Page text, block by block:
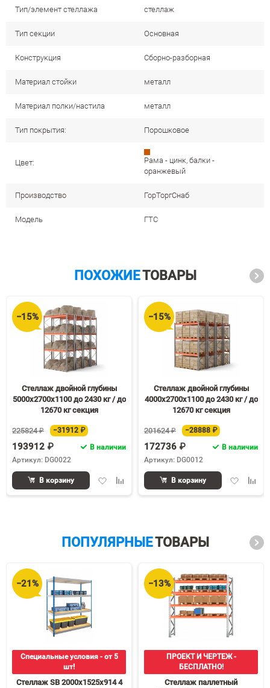
Тип/элемент стеллажа стеллаж
Тип секции Основная
Конструкция Сборно-разборная
Материал стойки металл
Материал полки/настила металл
Тип покрытия: Порошковое
Цвет:
Рама - цинк, балки -
оранжевый
Производство ГорТоргСнаб
Модель ГТС
ПОХОЖИЕТОВАРЫ
−15%
Стеллаж двойной глубины
5000х2700х1100 до 2430 кг / до
12670 кг секция
225824 ₽ −31912 ₽
193912 ₽
В наличии
Артикул: DG0022
ДобавитьДобавить
В корзину
−15%
Стеллаж двойной глубины
4000х2700х1100 до 2430 кг / до
12670 кг секция
201624 ₽ −28888 ₽
172736 ₽
В наличии
Артикул: DG0012
Добавить
В корзину
ПОПУЛЯРНЫЕТОВАРЫ
−21%
Специальные условия - от 5
шт!
Стеллаж SB 2000х1525х914 4
−13%
ПРОЕКТ И ЧЕРТЕЖ -
БЕСПЛАТНО!
Стеллаж паллетный